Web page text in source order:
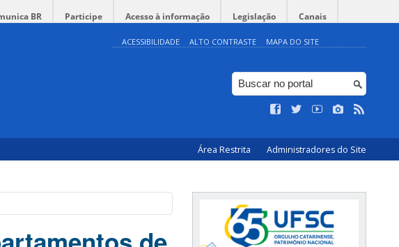
BR Participe Acesso à informação Legislação Canais
ACESSIBILIDADE ALTO CONTRASTE MAPA DO SITE
Área Restrita Administradores do Site